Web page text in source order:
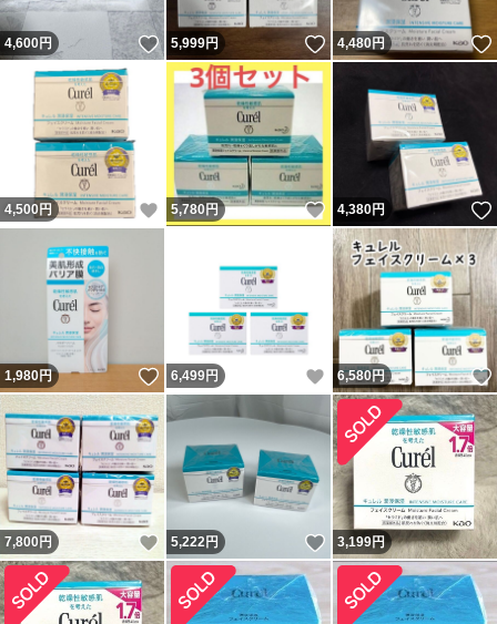
4,600円 いいね！
5,999円 いいね！
4,480円
4,500円 いいね！
5,780円 いいね！
4,380円
1,980円 いいね！
6,499円 いいね！
6,580円
7,800 円 いいね！
5,222円 いいね！
3,199円